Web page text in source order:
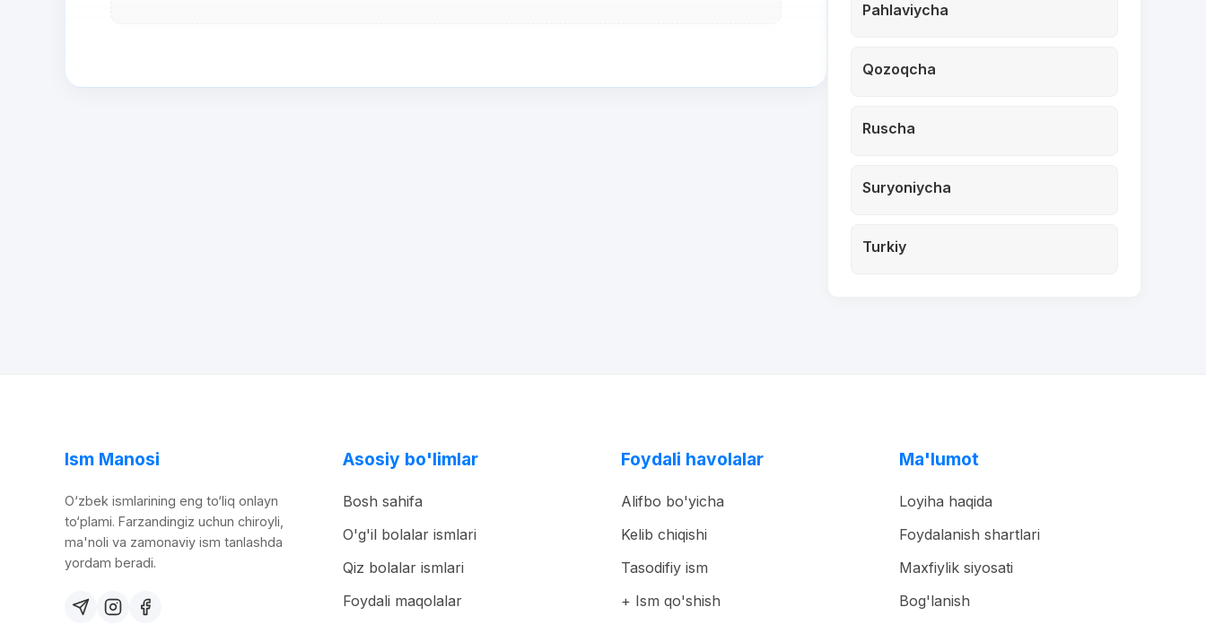
Pahlaviycha
Qozoqcha
Ruscha
Suryoniycha
Turkiy
Ism Manosi
O‘zbek ismlarining eng to‘liq onlayn
to‘plami. Farzandingiz uchun chiroyli,
ma'noli va zamonaviy ism tanlashda
yordam beradi.
Asosiy bo'limlar
Bosh sahifa
O'g'il bolalar ismlari
Qiz bolalar ismlari
Foydali maqolalar
Foydali havolalar
Alifbo bo'yicha
Kelib chiqishi
Tasodifiy ism
+ Ism qo'shish
Ma'lumot
Loyiha haqida
Foydalanish shartlari
Maxfiylik siyosati
Bog'lanish